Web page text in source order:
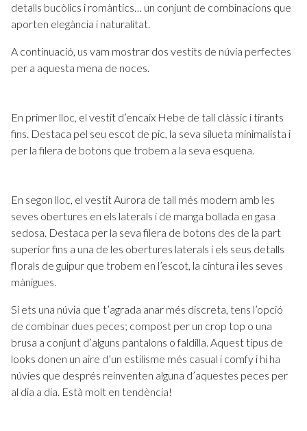
detalls bucòlics i romàntics… un conjunt de combinacions que
aporten elegància i naturalitat.
A continuació, us vam mostrar dos vestits de núvia perfectes
per a aquesta mena de noces.
En primer lloc, el vestit d’encaix Hebe de tall clàssic i tirants
fins. Destaca pel seu escot de pic, la seva silueta minimalista i
per la filera de botons que trobem a la seva esquena.
En segon lloc, el vestit Aurora de tall més modern amb les
seves obertures en els laterals i de manga bollada en gasa
sedosa. Destaca per la seva filera de botons des de la part
superior fins a una de les obertures laterals i els seus detalls
florals de guipur que trobem en l’escot, la cintura i les seves
mànigues.
Si ets una núvia que t’agrada anar més discreta, tens l’opció
de combinar dues peces; compost per un crop top o una
brusa a conjunt d’alguns pantalons o faldilla. Aquest tipus de
looks donen un aire d’un estilisme més casual i comfy i hi ha
núvies que després reinventen alguna d’aquestes peces per
al dia a dia. Està molt en tendència!